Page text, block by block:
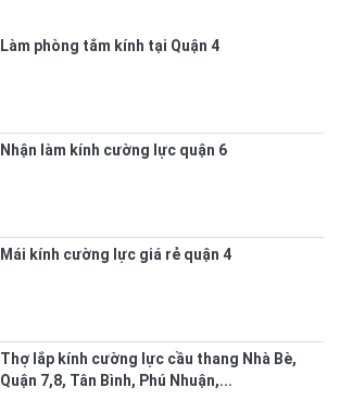
Làm phòng tắm kính tại Quận 4
Nhận làm kính cường lực quận 6
Mái kính cường lực giá rẻ quận 4
Thợ lắp kính cường lực cầu thang Nhà Bè,
Quận 7,8, Tân Bình, Phú Nhuận,...